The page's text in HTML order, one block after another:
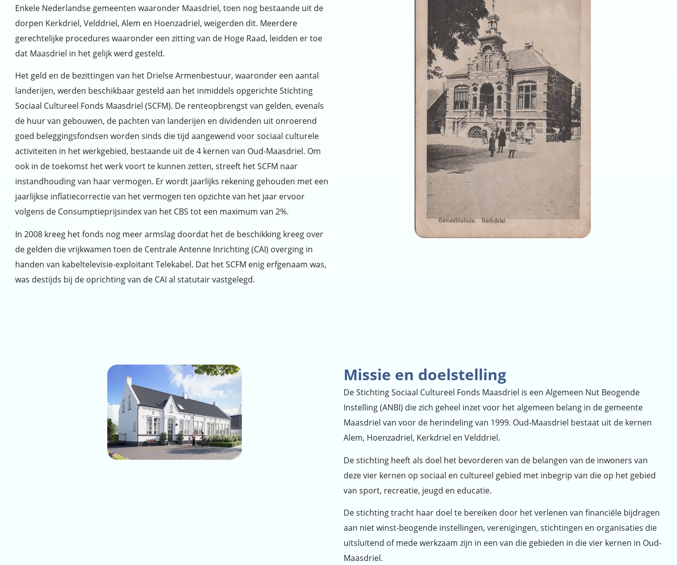
Enkele Nederlandse gemeenten waaronder Maasdriel, toen nog bestaande uit de
dorpen Kerkdriel, Velddriel, Alem en Hoenzadriel, weigerden dit. Meerdere
gerechtelijke procedures waaronder een zitting van de Hoge Raad, leidden er toe
dat Maasdriel in het gelijk werd gesteld.
Het geld en de bezittingen van het Drielse Armenbestuur, waaronder een aantal
landerijen, werden beschikbaar gesteld aan het inmiddels opgerichte Stichting
Sociaal Cultureel Fonds Maasdriel (SCFM). De renteopbrengst van gelden, evenals
de huur van gebouwen, de pachten van landerijen en dividenden uit onroerend
goed beleggingsfondsen worden sinds die tijd aangewend voor sociaal culturele
activiteiten in het werkgebied, bestaande uit de 4 kernen van Oud-Maasdriel. Om
ook in de toekomst het werk voort te kunnen zetten, streeft het SCFM naar
instandhouding van haar vermogen. Er wordt jaarlijks rekening gehouden met een
jaarlijkse inflatiecorrectie van het vermogen ten opzichte van het jaar ervoor
volgens de Consumptieprijsindex van het CBS tot een maximum van 2%.
In 2008 kreeg het fonds nog meer armslag doordat het de beschikking kreeg over
de gelden die vrijkwamen toen de Centrale Antenne Inrichting (CAI) overging in
handen van kabeltelevisie-exploitant Telekabel. Dat het SCFM enig erfgenaam was,
was destijds bij de oprichting van de CAI al statutair vastgelegd.
Missie en doelstelling
De Stichting Sociaal Cultureel Fonds Maasdriel is een Algemeen Nut Beogende
Instelling (ANBI) die zich geheel inzet voor het algemeen belang in de gemeente
Maasdriel van voor de herindeling van 1999. Oud-Maasdriel bestaat uit de kernen
Alem, Hoenzadriel, Kerkdriel en Velddriel.
De stichting heeft als doel het bevorderen van de belangen van de inwoners van
deze vier kernen op sociaal en cultureel gebied met inbegrip van die op het gebied
van sport, recreatie, jeugd en educatie.
De stichting tracht haar doel te bereiken door het verlenen van financiële bijdragen
aan niet winst-beogende instellingen, verenigingen, stichtingen en organisaties die
uitsluitend of mede werkzaam zijn in een van die gebieden in die vier kernen in Oud-
Maasdriel.